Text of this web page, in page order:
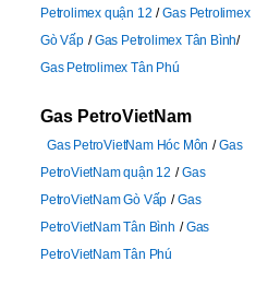
Petrolimex quận 12
Gas Petrolimex
Gò Vấp
Gas Petrolimex Tân Bình
Gas Petrolimex Tân Phú
Gas PetroVietNam
Gas PetroVietNam Hóc Môn
Gas
PetroVietNam quận 12
Gas
PetroVietNam Gò Vấp
Gas
PetroVietNam Tân Bình
Gas
PetroVietNam Tân Phú